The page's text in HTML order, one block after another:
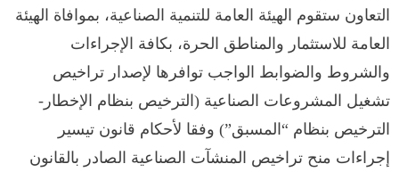
التعاون ستقوم الهيئة العامة للتنمية الصناعية، بموافاة الهيئة
العامة للاستثمار والمناطق الحرة، بكافة الإجراءات
والشروط والضوابط الواجب توافرها لإصدار تراخيص
تشغيل المشروعات الصناعية (الترخيص بنظام الإخطار-
الترخيص بنظام “المسبق”) وفقا لأحكام قانون تيسير
إجراءات منح تراخيص المنشآت الصناعية الصادر بالقانون